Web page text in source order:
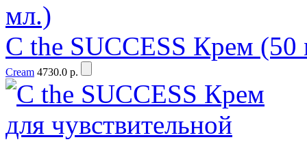
C the SUCCESS Крем (50
Cream 4730.0 р.